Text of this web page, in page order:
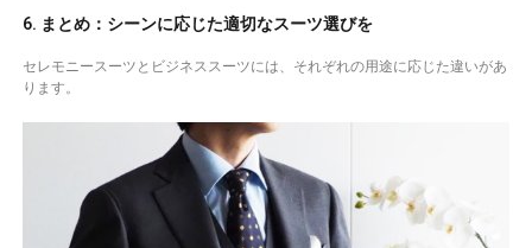
6. まとめ：シーンに応じた適切なスーツ選びを
セレモニースーツとビジネススーツには、それぞれの用途に応じた違いがあ
ります。